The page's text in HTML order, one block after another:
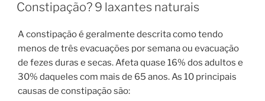
EM
Constipação? 9 laxantes naturais
A constipação é geralmente descrita como tendo
menos de três evacuações por semana ou evacuação
de fezes duras e secas. Afeta quase 16% dos adultos e
30% daqueles com mais de 65 anos. As 10 principais
causas de constipação são: